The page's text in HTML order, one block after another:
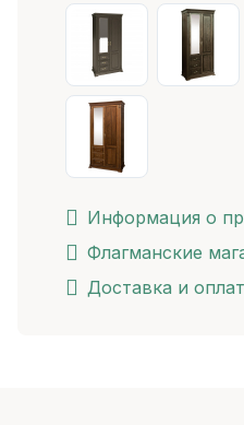
Информация о
Флагманские
Доставка и